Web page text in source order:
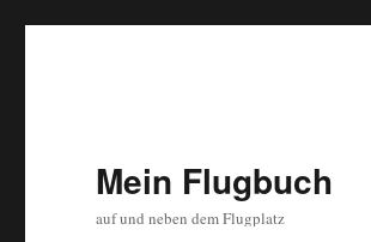
Mein Flugbuch
auf und neben dem Flugplatz